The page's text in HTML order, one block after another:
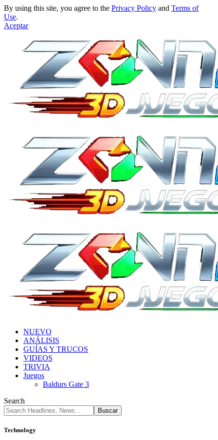
By using this site, you agree to the Privacy Policy and Terms of
Use.
Aceptar
NUEVO
ANÁLISIS
GUÍAS Y TRUCOS
VIDEOS
TRIVIA
Juegos
Baldurs Gate 3
Search
Technology